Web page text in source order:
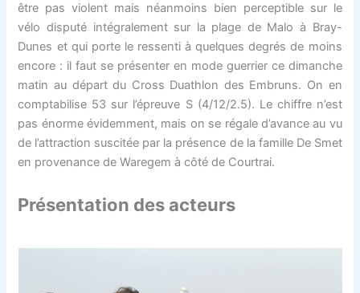
être pas violent mais néanmoins bien perceptible sur le
vélo disputé intégralement sur la plage de Malo à Bray-
Dunes et qui porte le ressenti à quelques degrés de moins
encore : il faut se présenter en mode guerrier ce dimanche
matin au départ du Cross Duathlon des Embruns. On en
comptabilise 53 sur l’épreuve S (4/12/2.5). Le chiffre n’est
pas énorme évidemment, mais on se régale d’avance au vu
de l’attraction suscitée par la présence de la famille De Smet
en provenance de Waregem à côté de Courtrai.
Présentation des acteurs